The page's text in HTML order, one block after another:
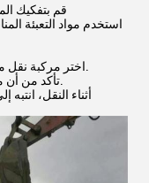
1قم بتفكيك
1اختر مركبة نقل مناسبة أو سفينة بناءً على حجم ووزن الجرافة.
2تأكد من أن مركبة النقل لديها قدرة تحمل كافية واستقرار.
أثناء النقل،